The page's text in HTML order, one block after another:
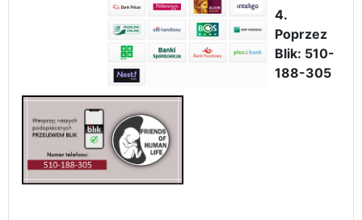
4.
Poprzez
Blik: 510-
188-305